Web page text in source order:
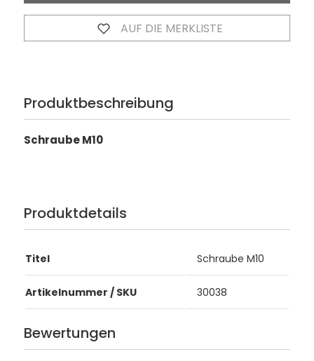
AUF DIE MERKLISTE
Produktbeschreibung
Schraube M10
Produktdetails
Titel Schraube M10
Artikelnummer / SKU 30038
Bewertungen